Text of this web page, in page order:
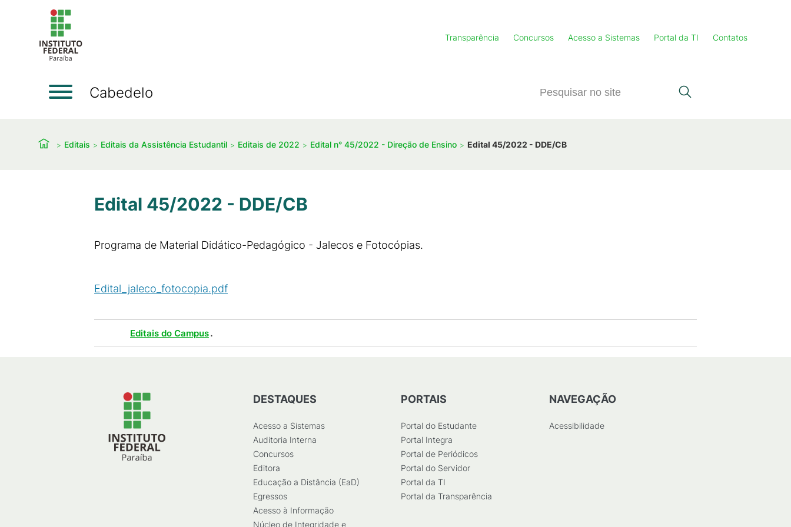
Transparência Concursos Acesso a Sistemas Portal da TI Contatos
Cabedelo
Editais Editais da Assistência Estudantil Editais de 2022 Edital n° 45/2022 - Direção de Ensino Edital 45/2022 - DDE/CB
Edital 45/2022 - DDE/CB
Programa de Material Didático-Pedagógico - Jalecos e Fotocópias.
Edital_jaleco_fotocopia.pdf
Editais do Campus.
DESTAQUES
Acesso a Sistemas
Auditoria Interna
Concursos
Editora
Educação a Distância (EaD)
Egressos
Acesso à Informação
Núcleo de Integridade e
PORTAIS
Portal do Estudante
Portal Integra
Portal de Periódicos
Portal do Servidor
Portal da TI
Portal da Transparência
NAVEGAÇÃO
Acessibilidade